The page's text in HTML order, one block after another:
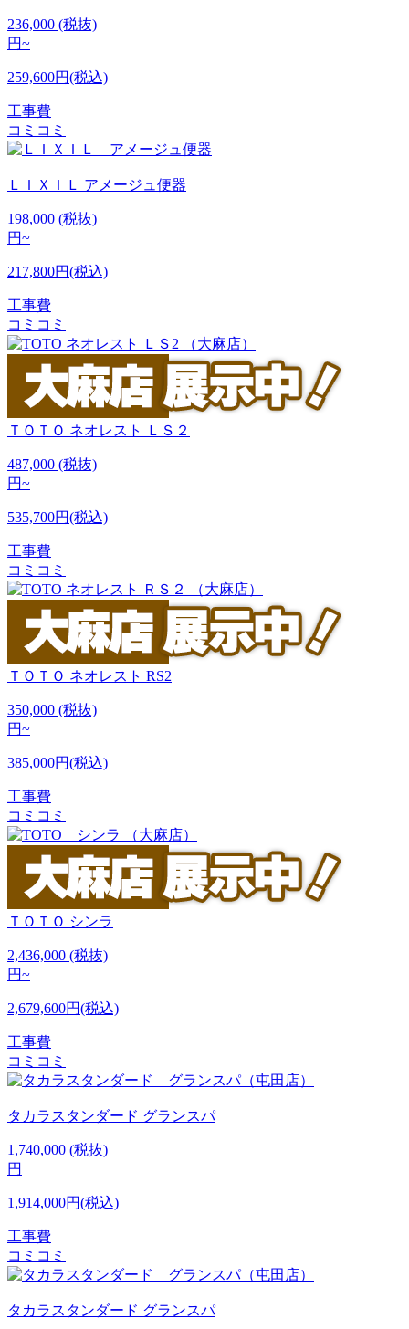
236,000 (税抜)
円~
259,600円(税込)
工事費
コミコミ
ＬＩＸＩＬ アメージュ便器
198,000 (税抜)
円~
217,800円(税込)
工事費
コミコミ
ＴＯＴＯ ネオレスト ＬＳ２
487,000 (税抜)
円~
535,700円(税込)
工事費
コミコミ
ＴＯＴＯ ネオレスト RS2
350,000 (税抜)
円~
385,000円(税込)
工事費
コミコミ
ＴＯＴＯ シンラ
2,436,000 (税抜)
円~
2,679,600円(税込)
工事費
コミコミ
タカラスタンダード グランスパ
1,740,000 (税抜)
円
1,914,000円(税込)
工事費
コミコミ
タカラスタンダード グランスパ